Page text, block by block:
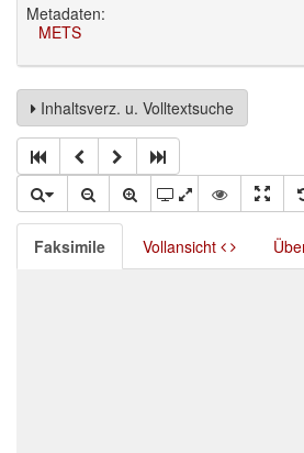
Metadaten:
METS
Inhaltsverz. u. Volltextsuche
Faksimile Vollansicht